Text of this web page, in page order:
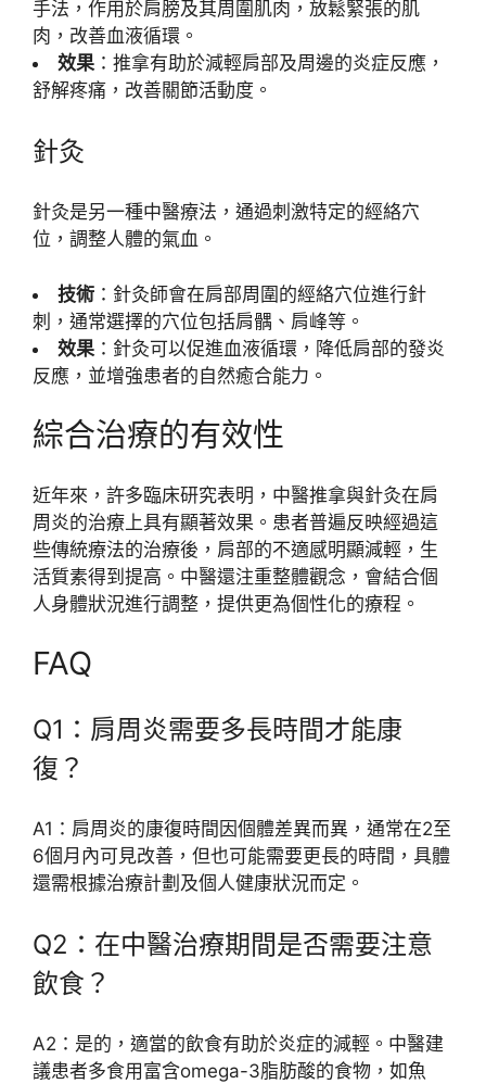
手法，作用於肩膀及其周圍肌肉，放鬆緊張的肌
肉，改善血液循環。
效果 ：推拿有助於減輕肩部及周邊的炎症反應，
舒解疼痛，改善關節活動度。
針灸
針灸是另一種中醫療法，通過刺激特定的經絡穴
位，調整人體的氣血。
技術 ：針灸師會在肩部周圍的經絡穴位進行針
刺，通常選擇的穴位包括肩髃、肩峰等。
效果 ：針灸可以促進血液循環，降低肩部的發炎
反應，並增強患者的自然癒合能力。
綜合治療的有效性
近年來，許多臨床研究表明，中醫推拿與針灸在肩
周炎的治療上具有顯著效果。患者普遍反映經過這
些傳統療法的治療後，肩部的不適感明顯減輕，生
活質素得到提高。中醫還注重整體觀念，會結合個
人身體狀況進行調整，提供更為個性化的療程。
FAQ
Q1：肩周炎需要多長時間才能康
復？
A1：肩周炎的康復時間因個體差異而異，通常在2至
6個月內可見改善，但也可能需要更長的時間，具體
還需根據治療計劃及個人健康狀況而定。
Q2：在中醫治療期間是否需要注意
飲食？
A2：是的，適當的飲食有助於炎症的減輕。中醫建
議患者多食用富含omega-3脂肪酸的食物，如魚